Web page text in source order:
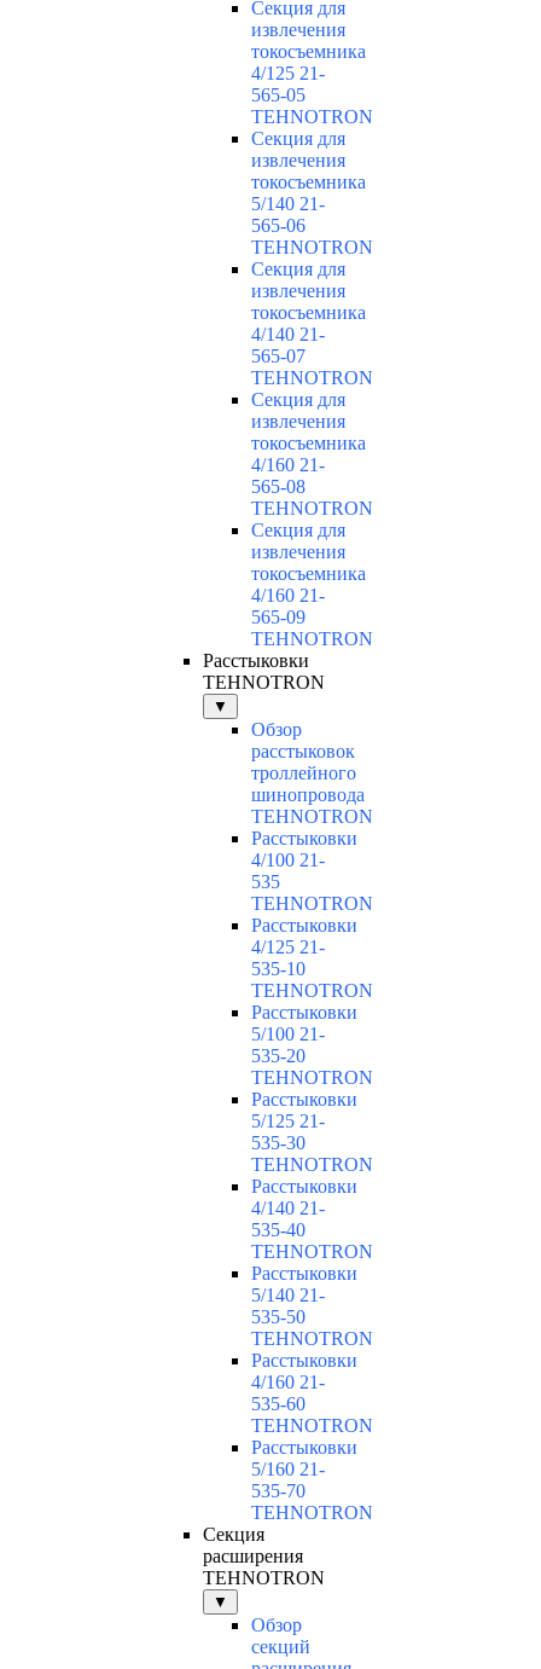
Секция для
извлечения
токосъемника
4/125 21-
565-05
TEHNOTRON
Секция для
извлечения
токосъемника
5/140 21-
565-06
TEHNOTRON
Секция для
извлечения
токосъемника
4/140 21-
565-07
TEHNOTRON
Секция для
извлечения
токосъемника
4/160 21-
565-08
TEHNOTRON
Секция для
извлечения
токосъемника
4/160 21-
565-09
TEHNOTRON
Расстыковки
TEHNOTRON
▼
Обзор
расстыковок
троллейного
шинопровода
TEHNOTRON
Расстыковки
4/100 21-
535
TEHNOTRON
Расстыковки
4/125 21-
535-10
TEHNOTRON
Расстыковки
5/100 21-
535-20
TEHNOTRON
Расстыковки
5/125 21-
535-30
TEHNOTRON
Расстыковки
4/140 21-
535-40
TEHNOTRON
Расстыковки
5/140 21-
535-50
TEHNOTRON
Расстыковки
4/160 21-
535-60
TEHNOTRON
Расстыковки
5/160 21-
535-70
TEHNOTRON
Секция
расширения
TEHNOTRON
▼
Обзор
секций